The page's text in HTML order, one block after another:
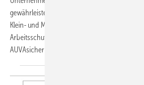
gewährleisten und gesetzliche Anforderungen
Klein- und Mittelbetriebe (KMU) haben oft
Arbeitsschutzmaßnahmen. Hier setzt das
AUVAsicher